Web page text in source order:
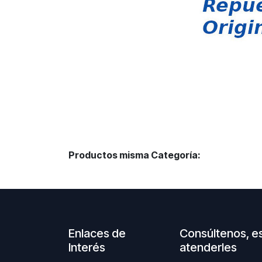
Productos misma Categoría:
Enlaces de
Interés
Consúltenos,
atenderles